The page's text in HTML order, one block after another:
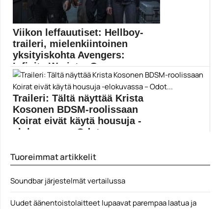
Viikon leffauutiset: Hellboy-
traileri, mielenkiintoinen
yksityiskohta Avengers:
Infinity Warista, Ge...
Muropaketin toimitus kokosi samalle sivulle kaikki
viikon 51/2018...
Elokuvauutiset
Traileri: Tältä näyttää Krista
Kosonen BDSM-roolissaan
Koirat eivät käytä housuja -
elokuvassa – Odot...
J-P Valkeapään ohjaama Koirat...
Tuoreimmat artikkelit
Soundbar järjestelmät vertailussa
Uudet äänentoistolaitteet lupaavat parempaa laatua ja